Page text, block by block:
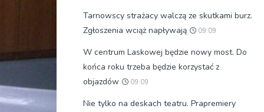
Tarnowscy strażacy walczą ze skutkami burz.
Zgłoszenia wciąż napływają
09:09
W centrum Laskowej będzie nowy most. Do
końca roku trzeba będzie korzystać z
objazdów
09:09
Nie tylko na deskach teatru. Prapremiery